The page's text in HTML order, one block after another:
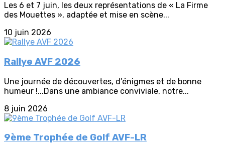
Les 6 et 7 juin, les deux représentations de « La Firme
des Mouettes », adaptée et mise en scène...
10 juin 2026
Rallye AVF 2026
Une journée de découvertes, d’énigmes et de bonne
humeur !...Dans une ambiance conviviale, notre...
8 juin 2026
9ème Trophée de Golf AVF-LR